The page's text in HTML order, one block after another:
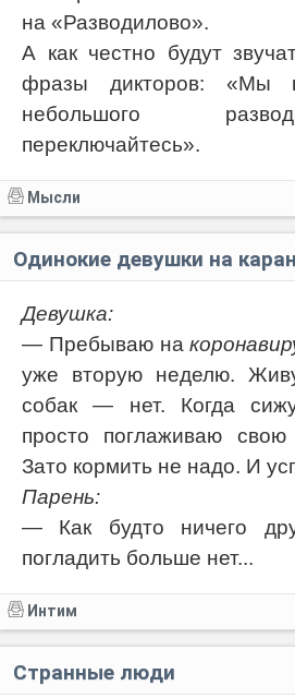
на «Разводилово».
А как честно будут
фразы дикторов: «Мы
небольшого
переключайтесь».
Мысли
Одинокие девушки на
Девушка:
— Пребываю на
уже вторую неделю.
собак — нет. Когда
просто поглаживаю свою
Зато кормить не надо. И
Парень:
— Как будто ничего
погладить больше нет...
Интим
Странные люди